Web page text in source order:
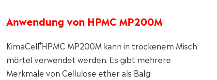
Anwendung von HPMC MP200M
KimaCell®HPMC MP200M kann in trockenem Misch
mörtel verwendet werden. Es gibt mehrere
Merkmale von Cellulose ether als Balg: